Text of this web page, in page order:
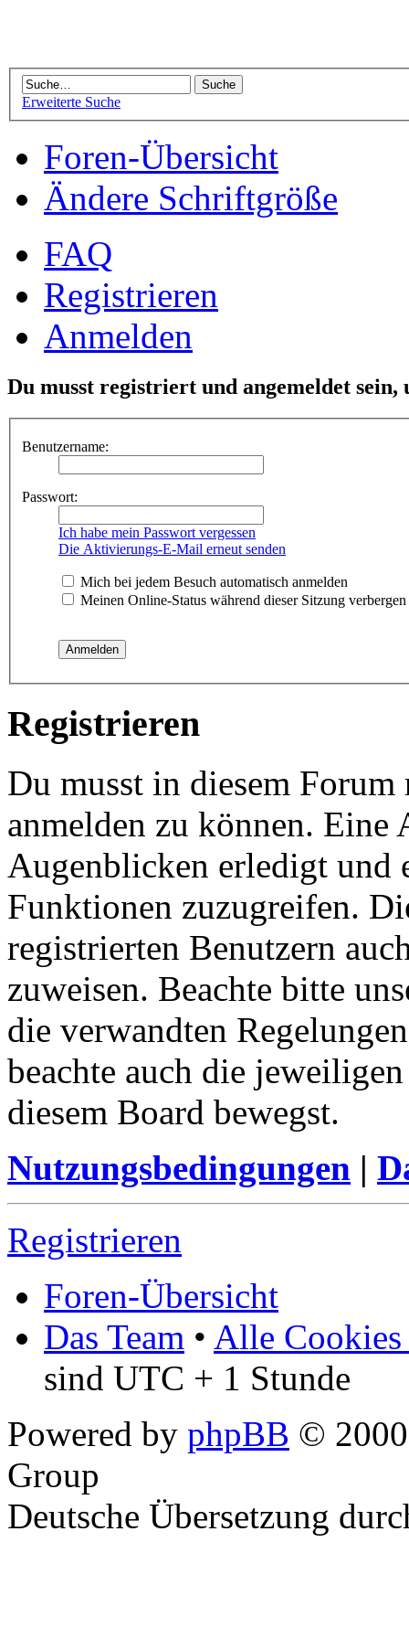
Erweiterte Suche
Foren-Übersicht
Ändere Schriftgröße
FAQ
Registrieren
Anmelden
Du musst registriert und angemeldet sein,
Benutzername:
Passwort:
Ich habe mein Passwort vergessen
Die Aktivierungs-E-Mail erneut senden
Mich bei jedem Besuch automatisch anmelden
Meinen Online-Status während dieser Sitzung verbergen
Registrieren
Du musst in diesem
anmelden zu können.
Augenblicken erledigt und
Funktionen zuzugreifen.
registrierten Benutzern
zuweisen. Beachte bitte
die verwandten
beachte auch die
diesem Board bewegst.
Nutzungsbedingungen |
Registrieren
Foren-Übersicht
Das Team • Alle Cookies
sind UTC + 1 Stunde
Powered by phpBB ©
Group
Deutsche Übersetzung